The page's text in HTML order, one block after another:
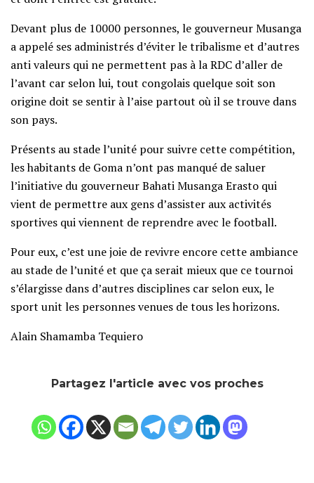
Devant plus de 10000 personnes, le gouverneur Musanga
a appelé ses administrés d’éviter le tribalisme et d’autres
anti valeurs qui ne permettent pas à la RDC d’aller de
l’avant car selon lui, tout congolais quelque soit son
origine doit se sentir à l’aise partout où il se trouve dans
son pays.
Présents au stade l’unité pour suivre cette compétition,
les habitants de Goma n’ont pas manqué de saluer
l’initiative du gouverneur Bahati Musanga Erasto qui
vient de permettre aux gens d’assister aux activités
sportives qui viennent de reprendre avec le football.
Pour eux, c’est une joie de revivre encore cette ambiance
au stade de l’unité et que ça serait mieux que ce tournoi
s’élargisse dans d’autres disciplines car selon eux, le
sport unit les personnes venues de tous les horizons.
Alain Shamamba Tequiero
Partagez l'article avec vos proches